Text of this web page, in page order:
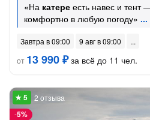
«На катере есть навес и тент
комфортно в любую погоду»
Завтра в 09:00
9 авг в 09:00
от 13 990 ₽за всё до 11 чел.
-5%
2 отзыва